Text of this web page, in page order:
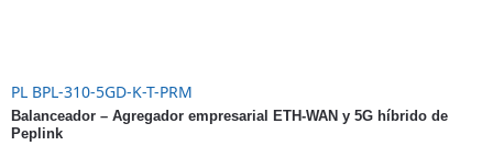
PL BPL-310-5GD-K-T-PRM
Balanceador – Agregador empresarial ETH-WAN y 5G híbrido de
Peplink